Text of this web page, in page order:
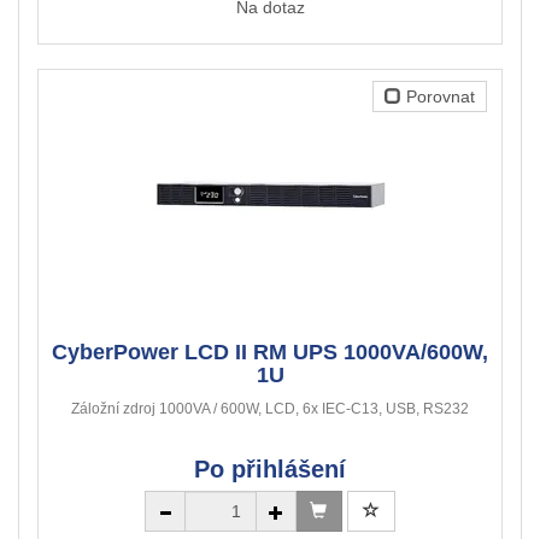
Na dotaz
Porovnat
CyberPower LCD II RM UPS 1000VA/600W,
1U
Záložní zdroj 1000VA / 600W, LCD, 6x IEC-C13, USB, RS232
Po přihlášení